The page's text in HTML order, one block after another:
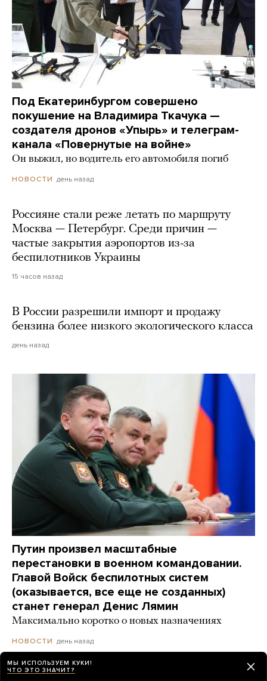
Под Екатеринбургом совершено
покушение на Владимира Ткачука —
создателя дронов «Упырь» и телеграм-
канала «Повернутые на войне»
Он выжил, но водитель его автомобиля погиб
НОВОСТИ день назад
Россияне стали реже летать по маршруту
Москва — Петербург. Среди причин —
частые закрытия аэропортов из-за
беспилотников Украины
15 часов назад
В России разрешили импорт и продажу
бензина более низкого экологического класса
день назад
Путин произвел масштабные
перестановки в военном командовании.
Главой Войск беспилотных систем
(оказывается, все еще не созданных)
станет генерал Денис Лямин
Максимально коротко о новых назначениях
НОВОСТИ день назад
В Грузии снова блэкаут — уже третий с конца
МЫ ИСПОЛЬЗУЕМ КУКИ!
ЧТО ЭТО ЗНАЧИТ?